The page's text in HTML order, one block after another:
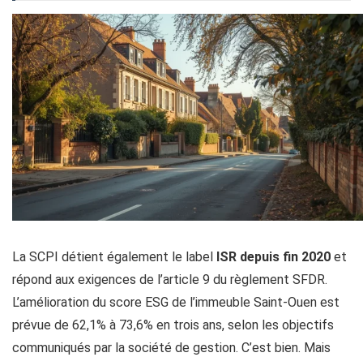
La SCPI détient également le label ISR depuis fin 2020 et
répond aux exigences de l’article 9 du règlement SFDR.
L’amélioration du score ESG de l’immeuble Saint-Ouen est
prévue de 62,1% à 73,6% en trois ans, selon les objectifs
communiqués par la société de gestion. C’est bien. Mais